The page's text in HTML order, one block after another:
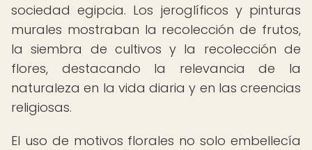
sociedad egipcia. Los jeroglíficos y pinturas
murales mostraban la recolección de frutos,
la siembra de cultivos y la recolección de
flores, destacando la relevancia de la
naturaleza en la vida diaria y en las creencias
religiosas.
El uso de motivos florales no solo embellecía